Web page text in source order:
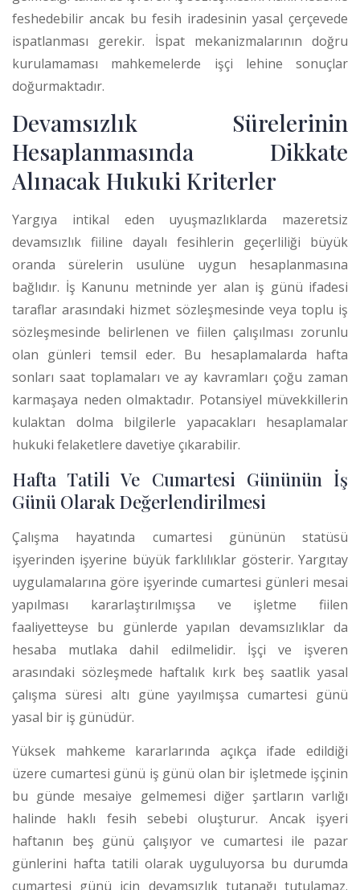
feshedebilir ancak bu fesih iradesinin yasal çerçevede
ispatlanması gerekir. İspat mekanizmalarının doğru
kurulamaması mahkemelerde işçi lehine sonuçlar
doğurmaktadır.
Devamsızlık Sürelerinin
Hesaplanmasında Dikkate
Alınacak Hukuki Kriterler
Yargıya intikal eden uyuşmazlıklarda mazeretsiz
devamsızlık fiiline dayalı fesihlerin geçerliliği büyük
oranda sürelerin usulüne uygun hesaplanmasına
bağlıdır. İş Kanunu metninde yer alan iş günü ifadesi
taraflar arasındaki hizmet sözleşmesinde veya toplu iş
sözleşmesinde belirlenen ve fiilen çalışılması zorunlu
olan günleri temsil eder. Bu hesaplamalarda hafta
sonları saat toplamaları ve ay kavramları çoğu zaman
karmaşaya neden olmaktadır. Potansiyel müvekkillerin
kulaktan dolma bilgilerle yapacakları hesaplamalar
hukuki felaketlere davetiye çıkarabilir.
Hafta Tatili Ve Cumartesi Gününün İş
Günü Olarak Değerlendirilmesi
Çalışma hayatında cumartesi gününün statüsü
işyerinden işyerine büyük farklılıklar gösterir. Yargıtay
uygulamalarına göre işyerinde cumartesi günleri mesai
yapılması kararlaştırılmışsa ve işletme fiilen
faaliyetteyse bu günlerde yapılan devamsızlıklar da
hesaba mutlaka dahil edilmelidir. İşçi ve işveren
arasındaki sözleşmede haftalık kırk beş saatlik yasal
çalışma süresi altı güne yayılmışsa cumartesi günü
yasal bir iş günüdür.
Yüksek mahkeme kararlarında açıkça ifade edildiği
üzere cumartesi günü iş günü olan bir işletmede işçinin
bu günde mesaiye gelmemesi diğer şartların varlığı
halinde haklı fesih sebebi oluşturur. Ancak işyeri
haftanın beş günü çalışıyor ve cumartesi ile pazar
günlerini hafta tatili olarak uyguluyorsa bu durumda
cumartesi günü için devamsızlık tutanağı tutulamaz.